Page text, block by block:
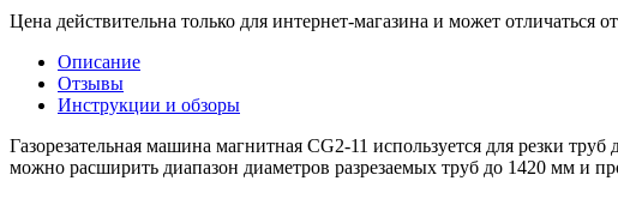
Цена действительна только для интернет-магазина и может отличаться
Описание
Отзывы
Инструкции и обзоры
Газорезательная машина магнитная CG2-11 используется для резки
можно расширить диапазон диаметров разрезаемых труб до 1420 мм и